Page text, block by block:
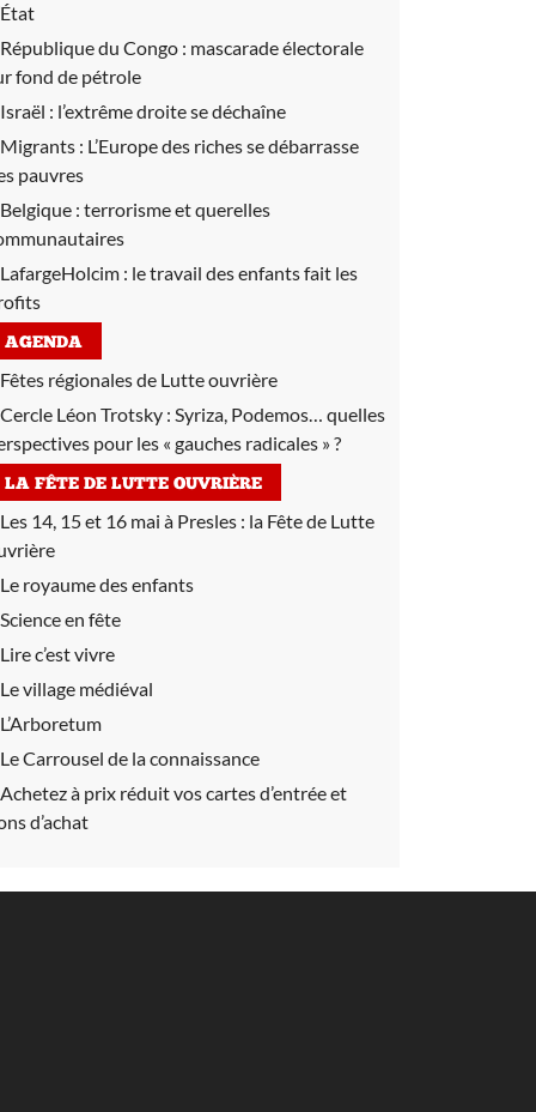
République du Congo : mascarade électorale
fond de pétrole
Israël : l’extrême droite se déchaîne
Migrants : L’Europe des riches se débarrasse
pauvres
Belgique : terrorisme et querelles
LafargeHolcim : le travail des enfants fait les
AGENDA
Fêtes régionales de Lutte ouvrière
Cercle Léon Trotsky : Syriza, Podemos… quelles
pour les « gauches radicales » ?
LA FÊTE DE LUTTE OUVRIÈRE
Les 14, 15 et 16 mai à Presles : la Fête de Lutte
Le royaume des enfants
Science en fête
Lire c’est vivre
Le village médiéval
L’Arboretum
Le Carrousel de la connaissance
Achetez à prix réduit vos cartes d’entrée et
d’achat